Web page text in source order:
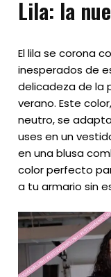
Lila: la
El lila se corona
inesperados de
delicadeza de la
verano. Este
neutro, se
uses en un
en una blusa
color perfecto
a tu armario sin